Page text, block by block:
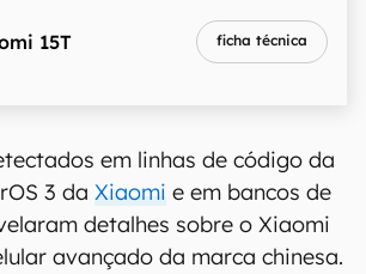
15T ficha técnica
em linhas de código da
3 da Xiaomi e em bancos de
detalhes sobre o Xiaomi
avançado da marca chinesa.